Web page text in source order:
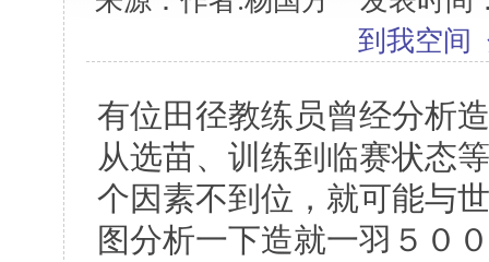
到我空间
有位田径教练员曾经分析
从选苗、训练到临赛状态
个因素不到位，就可能与
图分析一下造就一羽５０